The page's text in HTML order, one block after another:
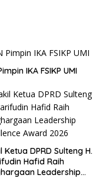
IKA FSIKP UMI
Ketua DPRD Sulteng H.
Hafid Raih
Leadership